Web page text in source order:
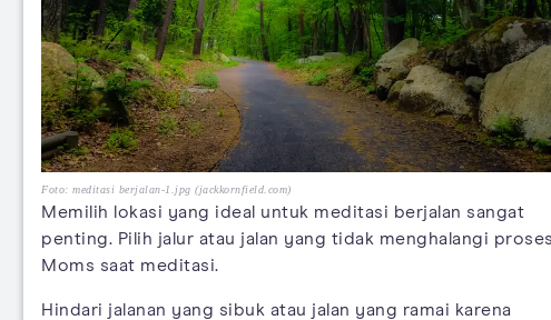
Foto: meditasi berjalan-1.jpg (jackkornfield.com)
Memilih lokasi yang ideal untuk meditasi berjalan sangat
penting. Pilih jalur atau jalan yang tidak menghalangi
Moms saat meditasi.
Hindari jalanan yang sibuk atau jalan yang ramai karena